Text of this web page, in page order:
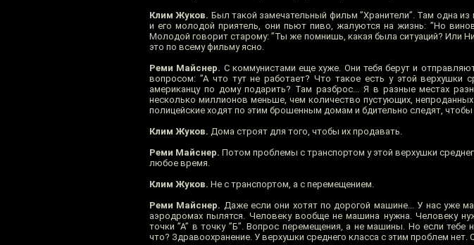
Клим Жуков. Был такой замечательный фильм ”Хранители”. Там одна
и его молодой приятель, они пьют пиво, жалуются на жизнь: ”Но
Молодой говорит старому: ”Ты же помнишь, какая была ситуаций? Или
это по всему фильму ясно.
Реми Майснер. С коммунистами еще хуже. Они тебя берут и
вопросом: ”А что тут не работает? Что такое есть у этой верхушки
американцу по дому подарить? Там разброс... Я в разные местах
несколько миллионов меньше, чем количество пустующих,
полицейские ходят по этим брошенным домам и бдительно следят, чтобы
Клим Жуков. Дома строят для того, чтобы их продавать.
Реми Майснер. Потом проблемы с транспортом у этой верхушки
любое время.
Клим Жуков. Не с транспортом, а с перемещением.
Реми Майснер. Даже если они хотят по дорогой машине... У нас уже
аэродромах пылятся. Человеку вообще не машина нужна. Человеку
точки ”А” в точку ”Б”. Вопрос перемещения, а не машины. Но если
что? Здравоохранение. У верхушки среднего класса с этим проблем